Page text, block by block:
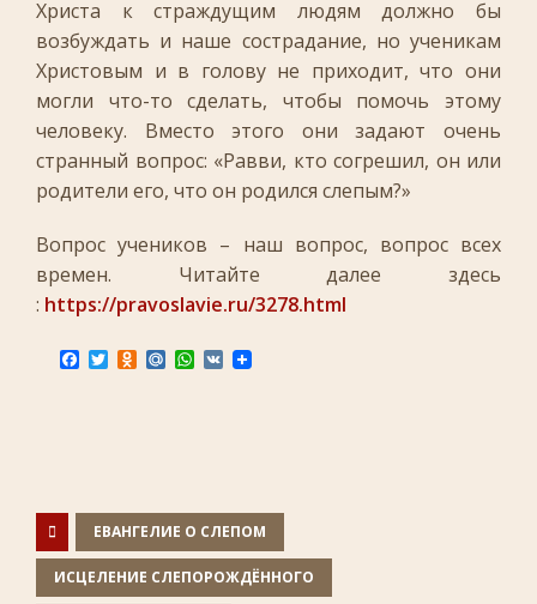
Христа к страждущим людям должно бы
возбуждать и наше сострадание, но ученикам
Христовым и в голову не приходит, что они
могли что-то сделать, чтобы помочь этому
человеку. Вместо этого они задают очень
странный вопрос: «Равви, кто согрешил, он или
родители его, что он родился слепым?»
Вопрос учеников – наш вопрос, вопрос всех
времен. Читайте далее здесь
: https://pravoslavie.ru/3278.html
T O
s
n
i
k
i
M W V
ЕВАНГЕЛИЕ О СЛЕПОМ
ИСЦЕЛЕНИЕ СЛЕПОРОЖДЁННОГО